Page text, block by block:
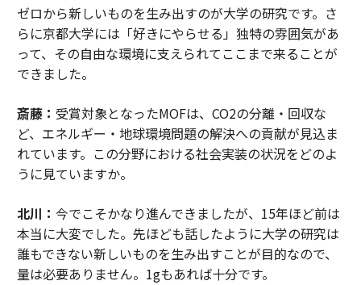
ゼロから新しいものを生み出すのが大学の研究です。さ
らに京都大学には「好きにやらせる」独特の雰囲気があ
って、その自由な環境に支えられてここまで来ることが
できました。
斎藤： 受賞対象となったMOFは、CO2の分離・回収な
ど、エネルギー・地球環境問題の解決への貢献が見込ま
れています。この分野における社会実装の状況をどのよ
うに見ていますか。
北川： 今でこそかなり進んできましたが、15年ほど前は
本当に大変でした。先ほども話したように大学の研究は
誰もできない新しいものを生み出すことが目的なので、
量は必要ありません。1gもあれば十分です。